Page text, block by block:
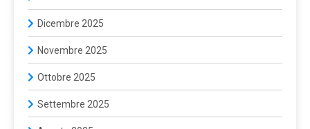
Dicembre 2025
Novembre 2025
Ottobre 2025
Settembre 2025